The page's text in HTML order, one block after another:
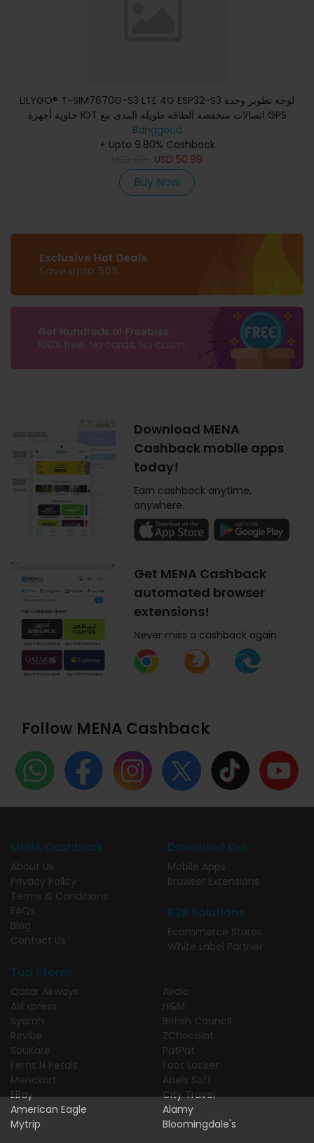
LILYGO® T-SIM7670G-S3 LTE 4G ESP32-S3 لوحة تطوير وحدة
خلوية أجهزة IOT اتصالات منخفضة الطاقة طويلة المدى مع GPS
Banggood
+ Upto 9.80% Cashback
USD 50.99
Buy Now
Download MENA
Cashback mobile apps
today!
Earn cashback anytime,
anywhere.
Get MENA Cashback
automated browser
extensions!
Never miss a cashback again.
Follow MENA Cashback
MENA Cashback
About Us
Privacy Policy
Terms & Conditions
FAQs
Blog
Contact Us
Download Our
Mobile Apps
Browser Extensions
B2B Solutions
Ecommerce Stores
White Label Partner
Top Stores
Qatar Airways
AliExpress
Syarah
Revibe
SouKare
Ferns N Petals
Menakart
EBay
American Eagle
Mytrip
Airalo
H&M
British Council
ZChocolat
PatPat
Foot Locker
Abels Soft
City Travel
Alamy
Bloomingdale's